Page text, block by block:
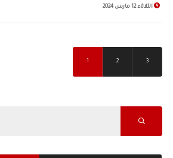
الثلاثاء 12 مارس 2024
1 2 3